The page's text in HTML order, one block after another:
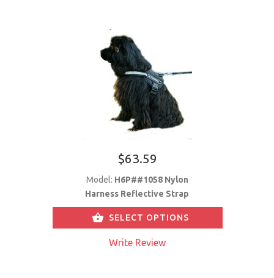
$63.59
Model: H6P##1058 Nylon
Harness Reflective Strap
SELECT OPTIONS
Write Review